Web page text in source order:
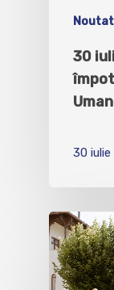
30
30